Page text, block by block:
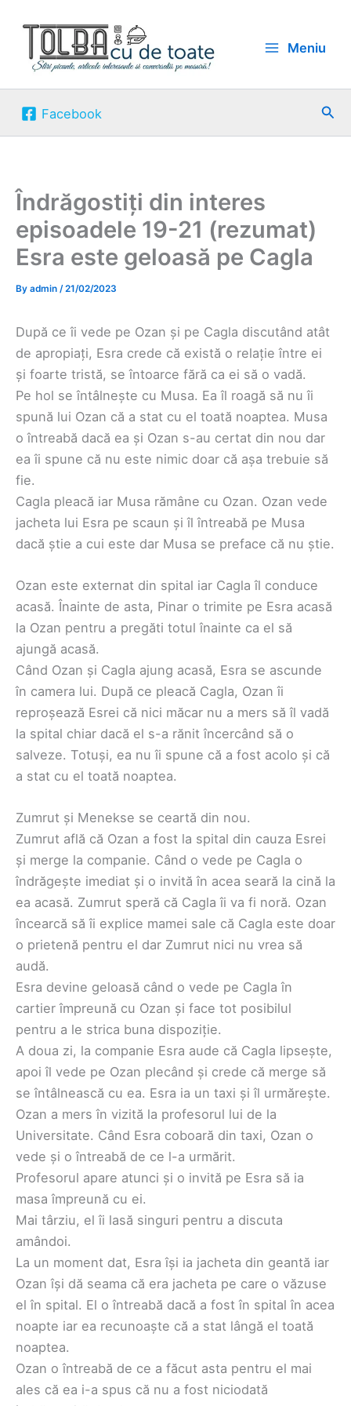
content
Meniu
Facebook
Îndrăgostiți din interes
episoadele 19-21 (rezumat)
Esra este geloasă pe Cagla
By admin /21/02/2023
După ce îi vede pe Ozan și pe Cagla discutând atât
de apropiați, Esra crede că există o relație între ei
și foarte tristă, se întoarce fără ca ei să o vadă.
Pe hol se întâlnește cu Musa. Ea îl roagă să nu îi
spună lui Ozan că a stat cu el toată noaptea. Musa
o întreabă dacă ea și Ozan s-au certat din nou dar
ea îi spune că nu este nimic doar că așa trebuie să
fie.
Cagla pleacă iar Musa rămâne cu Ozan. Ozan vede
jacheta lui Esra pe scaun și îl întreabă pe Musa
dacă știe a cui este dar Musa se preface că nu știe.
Ozan este externat din spital iar Cagla îl conduce
acasă. Înainte de asta, Pinar o trimite pe Esra acasă
la Ozan pentru a pregăti totul înainte ca el să
ajungă acasă.
Când Ozan și Cagla ajung acasă, Esra se ascunde
în camera lui. După ce pleacă Cagla, Ozan îi
reproșează Esrei că nici măcar nu a mers să îl vadă
la spital chiar dacă el s-a rănit încercând să o
salveze. Totuși, ea nu îi spune că a fost acolo și că
a stat cu el toată noaptea.
Zumrut și Menekse se ceartă din nou.
Zumrut află că Ozan a fost la spital din cauza Esrei
și merge la companie. Când o vede pe Cagla o
îndrăgește imediat și o invită în acea seară la cină la
ea acasă. Zumrut speră că Cagla îi va fi noră. Ozan
încearcă să îi explice mamei sale că Cagla este doar
o prietenă pentru el dar Zumrut nici nu vrea să
audă.
Esra devine geloasă când o vede pe Cagla în
cartier împreună cu Ozan și face tot posibilul
pentru a le strica buna dispoziție.
‌A doua zi, la companie Esra aude că Cagla lipsește,
apoi îl vede pe Ozan plecând și crede că merge să
se întâlnească cu ea. Esra ia un taxi și îl urmărește.
Ozan a mers în vizită la profesorul lui de la
Universitate. Când Esra coboară din taxi, Ozan o
vede și o întreabă de ce l-a urmărit.
‌Profesorul apare atunci și o invită pe Esra să ia
masa împreună cu ei.
‌Mai târziu, el îi lasă singuri pentru a discuta
amândoi.
La un moment dat, Esra își ia jacheta din geantă iar
Ozan își dă seama că era jacheta pe care o văzuse
el în spital. El o întreabă dacă a fost în spital în acea
noapte iar ea recunoaște că a stat lângă el toată
noaptea.
Ozan o întreabă de ce a făcut asta pentru el mai
ales că ea i-a spus că nu a fost niciodată